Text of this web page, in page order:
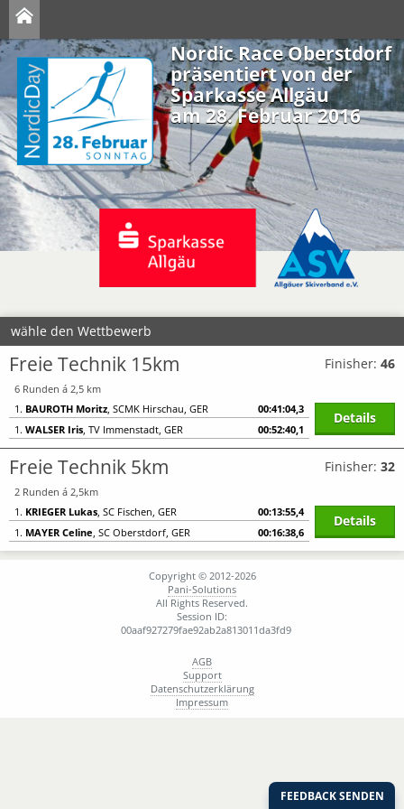
Nordic Race Oberstdorf
präsentiert von der
Sparkasse Allgäu
am 28. Februar 2016
wähle den Wettbewerb
Freie Technik 15km
6 Runden á 2,5 km
1. BAUROTH Moritz, SCMK Hirschau, GER
00:41:04,3
1. WALSER Iris, TV Immenstadt, GER 00:52:40,1
Finisher: 46
Details
Freie Technik 5km
2 Runden á 2,5km
1. KRIEGER Lukas, SC Fischen, GER
00:13:55,4
1. MAYER Celine, SC Oberstdorf, GER 00:16:38,6
Finisher: 32
Details
Copyright © 2012-2026
Pani-Solutions
All Rights Reserved.
Session ID:
00aaf927279fae92ab2a813011da3fd9
AGB
Support
Datenschutzerklärung
Impressum